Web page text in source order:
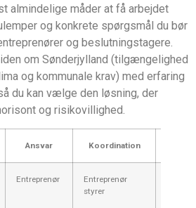
almindelige måder at få arbejdet
og konkrete spørgsmål du bør
og beslutningstagere.
om Sønderjylland (tilgængelighed
og kommunale krav) med erfaring
du kan vælge den løsning, der
og risikovillighed.
Ansvar Koordination
Entreprenør
Entreprenør
styrer